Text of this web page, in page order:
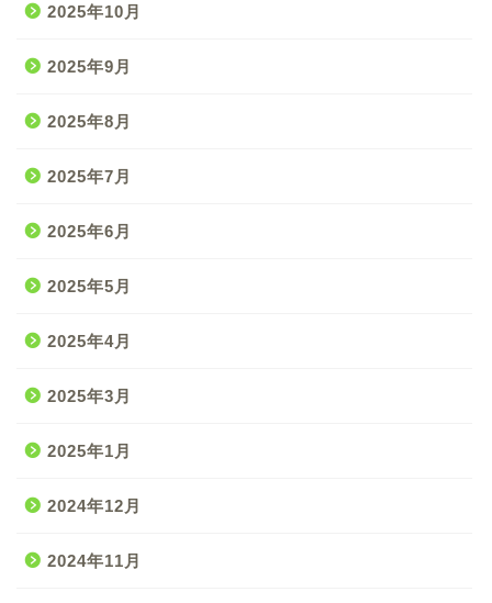
2025年10月
2025年9月
2025年8月
2025年7月
2025年6月
2025年5月
2025年4月
2025年3月
2025年1月
2024年12月
2024年11月